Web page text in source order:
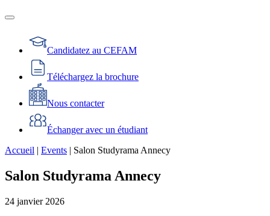
Candidatez au CEFAM
Téléchargez la brochure
Nous contacter
Échanger avec un étudiant
Accueil | Events | Salon Studyrama Annecy
Salon Studyrama Annecy
24 janvier 2026